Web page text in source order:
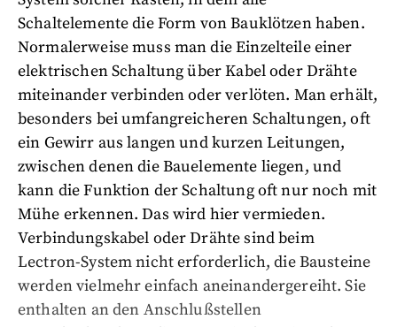
Schaltelemente die Form von Bauklötzen haben.
Normalerweise muss man die Einzelteile einer
elektrischen Schaltung über Kabel oder Drähte
miteinander verbinden oder verlöten. Man erhält,
besonders bei umfangreicheren Schaltungen, oft
ein Gewirr aus langen und kurzen Leitungen,
zwischen denen die Bauelemente liegen, und
kann die Funktion der Schaltung oft nur noch mit
Mühe erkennen. Das wird hier vermieden.
Verbindungskabel oder Drähte sind beim
Lectron-System nicht erforderlich, die Bausteine
werden vielmehr einfach aneinandergereiht. Sie
enthalten an den Anschlußstellen